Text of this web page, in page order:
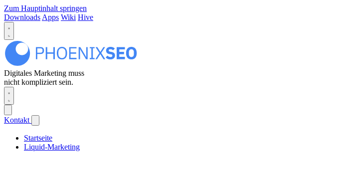
Zum Hauptinhalt springen
Downloads Apps Wiki Hive
Digitales Marketing muss
nicht kompliziert sein.
Kontakt
Startseite
Liquid-Marketing